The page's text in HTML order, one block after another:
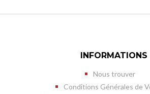
INFORMATIONS
Nous trouver
Conditions Générales de